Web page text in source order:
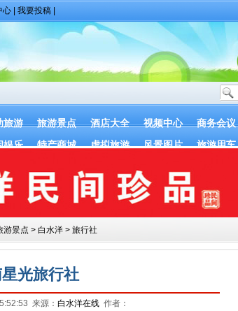
心 我要投稿
旅游 旅游景点 酒店大全 视频中心 商务会议
娱乐 特产商城 虚拟旅游 风景图片 旅游用车
游景点 > 白水洋 > 旅行社
光旅行社
来源： 白水洋在线作者：